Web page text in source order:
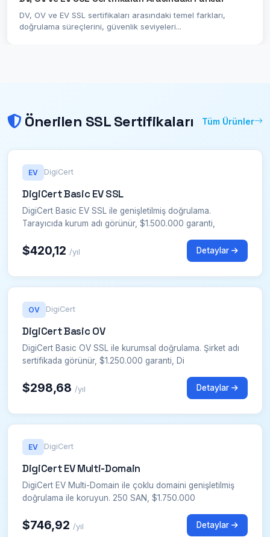
DV, OV ve EV SSL sertifikaları arasındaki temel farkları,
doğrulama süreçlerini, güvenlik seviyeleri...
Önerilen SSL Sertifikaları Tüm Ürünler
EV DigiCert
DigiCert Basic EV SSL
DigiCert Basic EV SSL ile genişletilmiş doğrulama.
Tarayıcıda kurum adı görünür, $1.500.000 garanti,
$420,12 /yıl Detaylar
OV DigiCert
DigiCert Basic OV
DigiCert Basic OV SSL ile kurumsal doğrulama. Şirket adı
sertifikada görünür, $1.250.000 garanti, Di
$298,68 /yıl Detaylar
EV DigiCert
DigiCert EV Multi-Domain
DigiCert EV Multi-Domain ile çoklu domaini genişletilmiş
doğrulama ile koruyun. 250 SAN, $1.750.000
$746,92 /yıl Detaylar